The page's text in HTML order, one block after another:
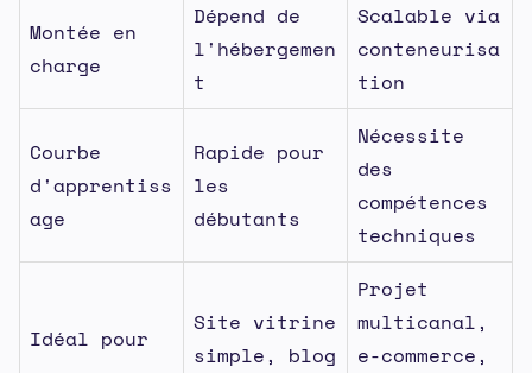
Montée en
charge
Dépend de
l'hébergemen
t
Scalable via
conteneurisa
tion
Courbe
d'apprentiss
age
Rapide pour
les
débutants
Nécessite
des
compétences
techniques
Idéal pour
Site vitrine
simple, blog
Projet
multicanal,
e-commerce,